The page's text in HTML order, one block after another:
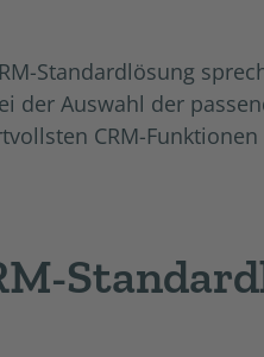
Standardlösung
der Auswahl der
CRM-Funktionen